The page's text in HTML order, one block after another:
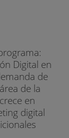
Digital en
de
de la
en
digital